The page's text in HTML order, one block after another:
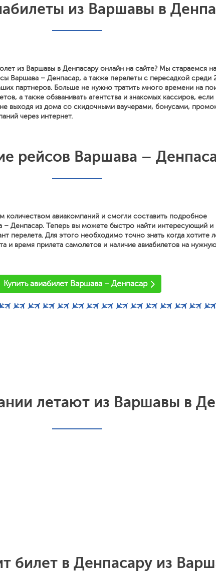
из Варшавы в
из Варшавы в Денпасару онлайн на сайте? Мы стараемся
Варшава – Денпасар, а также перелеты с пересадкой среди
партнеров. Больше не нужно тратить много времени на
а также обзванивать агентства и знакомых кассиров, если
выходя из дома со скидочными ваучерами, бонусами,
через интернет.
рейсов Варшава –
количеством авиакомпаний и смогли составить подробное
– Денпасар. Теперь вы можете быстро найти интересующий и
перелета. Для этого необходимо точно знать когда хотите
и время прилета самолетов и наличие авиабилетов на нужную
Купить авиабилет Варшава – Денпасар
летают из Варшавы в
билет в Денпасару из